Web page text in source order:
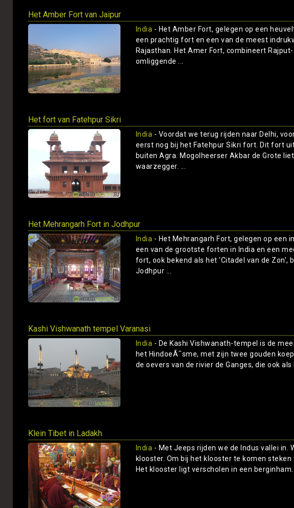
Het Amber Fort van Jaipur
India - Het Amber Fort, gelegen op een
een prachtig fort en een van de meest
Rajasthan. Het Amer Fort, combineert
omliggende ...
Het fort van Fatehpur Sikri
India - Voordat we terug rijden naar Delhi,
eerst nog bij het Fatehpur Sikri fort. Dit fort
buiten Agra. Mogolheerser Akbar de Grote
waarzegger. ...
Het Mehrangarh Fort in Jodhpur
India - Het Mehrangarh Fort, gelegen op een
een van de grootste forten in India en een
fort, ook bekend als het 'Citadel van de Zon',
Jodhpur ...
Kashi Vishwanath tempel Varanasi
India - De Kashi Vishwanath-tempel is de
het HindoeÃ¯sme, met zijn twee gouden
de oevers van de rivier de Ganges, die ook
Klein Tibet in Ladakh
India - Met Jeeps rijden we de Indus vallei in.
klooster. Om bij het klooster te komen steken
Het klooster ligt verscholen in een